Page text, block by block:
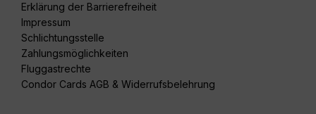
Erklärung der Barrierefreiheit
Impressum
Schlichtungsstelle
Zahlungsmöglichkeiten
Fluggastrechte
Condor Cards AGB & Widerrufsbelehrung